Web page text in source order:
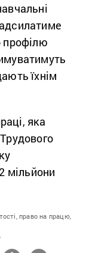
профілю
їхнім
яка
мільйони
право на працю,